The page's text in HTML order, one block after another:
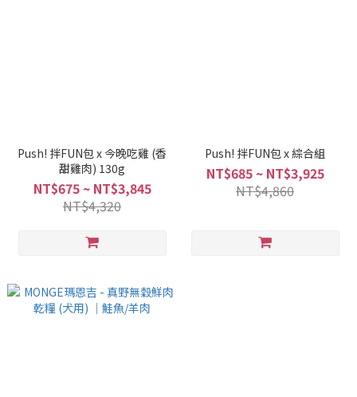
Push! 拌FUN包 x 今晚吃雞 (香
甜雞肉) 130g
NT$675 ~ NT$3,845
NT$4,320
Push! 拌FUN包 x 綜合組
NT$685 ~ NT$3,925
NT$4,860